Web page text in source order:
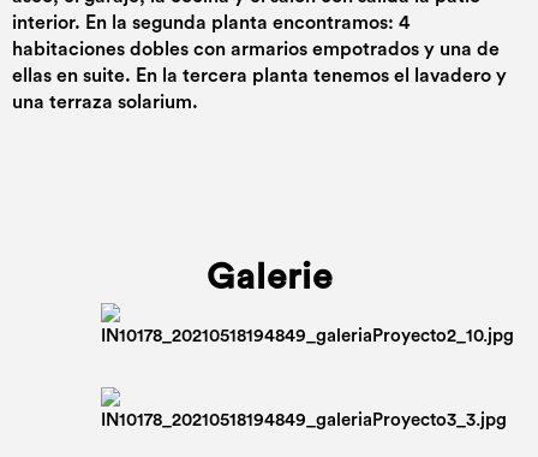
interior. En la segunda planta encontramos: 4
habitaciones dobles con armarios empotrados y una de
ellas en suite. En la tercera planta tenemos el lavadero y
una terraza solarium.
Galerie